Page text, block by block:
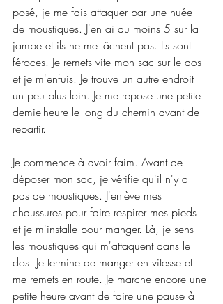
posé, je me fais attaquer par une nuée
de moustiques. J'en ai au moins 5 sur la
jambe et ils ne me lâchent pas. Ils sont
féroces. Je remets vite mon sac sur le dos
et je m'enfuis. Je trouve un autre endroit
un peu plus loin. Je me repose une petite
demie-heure le long du chemin avant de
repartir.
Je commence à avoir faim. Avant de
déposer mon sac, je vérifie qu'il n'y a
pas de moustiques. J'enlève mes
chaussures pour faire respirer mes pieds
et je m'installe pour manger. Là, je sens
les moustiques qui m'attaquent dans le
dos. Je termine de manger en vitesse et
me remets en route. Je marche encore une
petite heure avant de faire une pause à